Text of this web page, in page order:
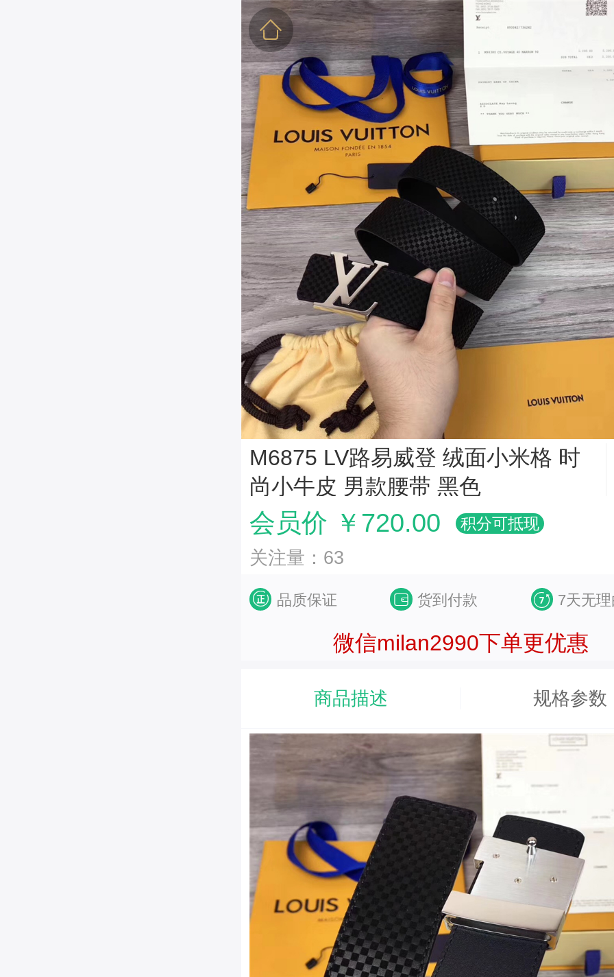
商品 详情 评价
M6875 LV路易威登 绒面小米格 时
尚小牛皮 男款腰带 黑色
会员价 ￥720.00 积分可抵现
关注量：63
品质保证 货到付款 7天无
微信milan2990下单更优惠
商品描述 规格参数